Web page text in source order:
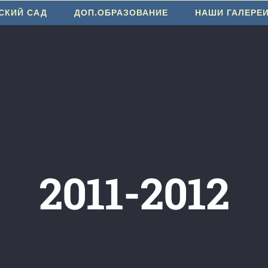
САД ДОП.ОБРАЗОВАНИЕ НАШИ ГАЛЕРЕИ
2011-2012